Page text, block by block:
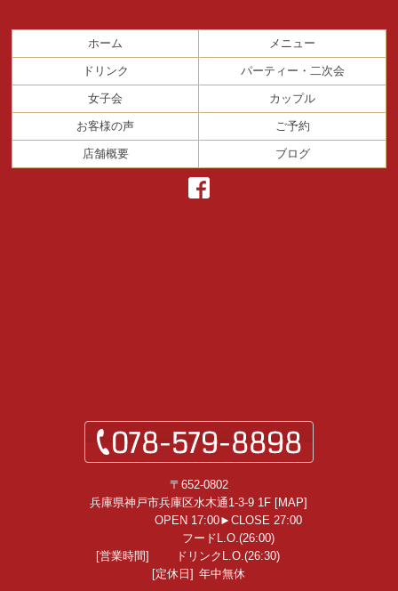
ホーム メニュー
ドリンク パーティー・二次会
女子会 カップル
お客様の声 ご予約
店舗概要 ブログ
〒652-0802
兵庫県神戸市兵庫区水木通1-3-9 1F [MAP]
[営業時間]
OPEN 17:00►CLOSE 27:00
フードL.O.(26:00)
ドリンクL.O.(26:30)
[定休日] 年中無休